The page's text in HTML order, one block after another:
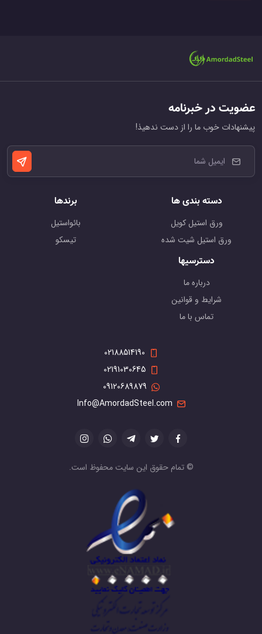
عضویت در خبرنامه
پیشنهادات خوب ما را از دست ندهیذ!
دسته بندی ها
ورق استیل کویل
ورق استیل شیت شده
برندها
بائواستیل
تیسکو
دسترسیها
درباره ما
شرایط و قوانین
تماس با ما
02188514190
02191030645
09120689879
Info@AmordadSteel.com
© تمام حقوق این سایت محفوظ است.